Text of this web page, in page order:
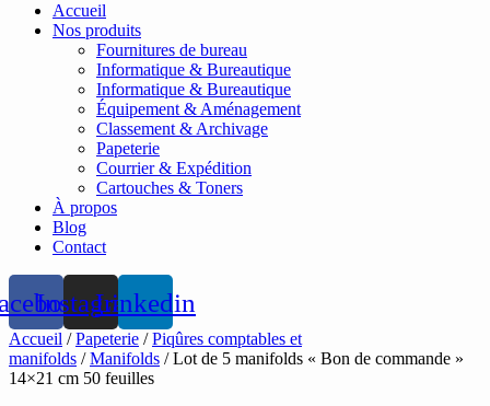
Accueil
Nos produits
Fournitures de bureau
Informatique & Bureautique
Informatique & Bureautique
Équipement & Aménagement
Classement & Archivage
Papeterie
Courrier & Expédition
Cartouches & Toners
À propos
Blog
Contact
InstagramLinkedin
Accueil /Papeterie /Piqûres comptables et
manifolds /Manifolds / Lot de 5 manifolds « Bon de commande »
14×21 cm 50 feuilles